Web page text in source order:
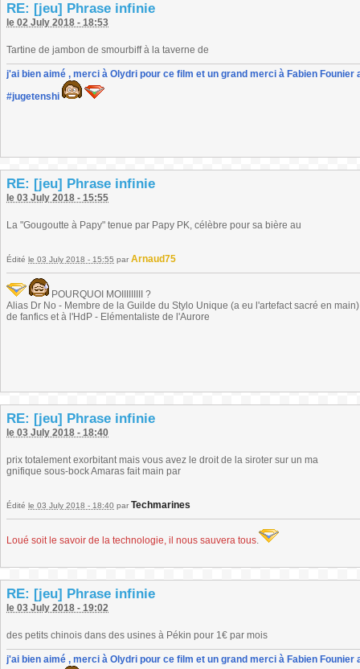
RE: [jeu] Phrase infinie
le 02 July 2018 - 18:53
Tartine de jambon de smourbiff à la taverne de
j'ai bien aimé , merci à Olydri pour ce film et un grand merci à Fabien
#jugetenshi
RE: [jeu] Phrase infinie
le 03 July 2018 - 15:55
La "Gougoutte à Papy" tenue par Papy PK, célèbre pour sa bière au
Édité le 03 July 2018 - 15:55 par Arnaud75
POURQUOI MOIIIIIIIII ?
Alias Dr No - Membre de la Guilde du Stylo Unique (a eu l'artefact sacré en
de fanfics et à l'HdP - Elémentaliste de l'Aurore
RE: [jeu] Phrase infinie
le 03 July 2018 - 18:40
prix totalement exorbitant mais vous avez le droit de la siroter sur un ma
gnifique sous-bock Amaras fait main par
Édité le 03 July 2018 - 18:40 par Techmarines
Loué soit le savoir de la technologie, il nous sauvera tous.
RE: [jeu] Phrase infinie
le 03 July 2018 - 19:02
des petits chinois dans des usines à Pékin pour 1€ par mois
j'ai bien aimé , merci à Olydri pour ce film et un grand merci à Fabien